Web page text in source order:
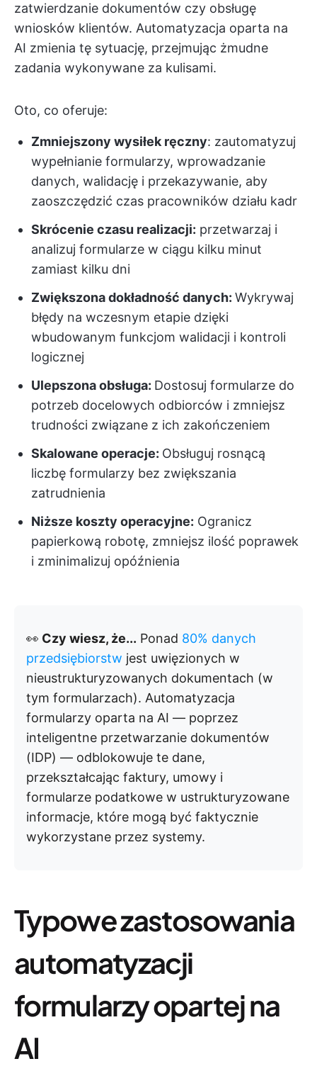
zatwierdzanie dokumentów czy obsługę
wniosków klientów. Automatyzacja oparta na
AI zmienia tę sytuację, przejmując żmudne
zadania wykonywane za kulisami.
Oto, co oferuje:
Zmniejszony wysiłek ręczny: zautomatyzuj
wypełnianie formularzy, wprowadzanie
danych, walidację i przekazywanie, aby
zaoszczędzić czas pracowników działu kadr
Skrócenie czasu realizacji: przetwarzaj i
analizuj formularze w ciągu kilku minut
zamiast kilku dni
Zwiększona dokładność danych: Wykrywaj
błędy na wczesnym etapie dzięki
wbudowanym funkcjom walidacji i kontroli
logicznej
Ulepszona obsługa: Dostosuj formularze do
potrzeb docelowych odbiorców i zmniejsz
trudności związane z ich zakończeniem
Skalowane operacje: Obsługuj rosnącą
liczbę formularzy bez zwiększania
zatrudnienia
Niższe koszty operacyjne: Ogranicz
papierkową robotę, zmniejsz ilość poprawek
i zminimalizuj opóźnienia
👀 Czy wiesz, że... Ponad 80% danych
przedsiębiorstw jest uwięzionych w
nieustrukturyzowanych dokumentach (w
tym formularzach). Automatyzacja
formularzy oparta na AI — poprzez
inteligentne przetwarzanie dokumentów
(IDP) — odblokowuje te dane,
przekształcając faktury, umowy i
formularze podatkowe w ustrukturyzowane
informacje, które mogą być faktycznie
wykorzystane przez systemy.
Typowe zastosowania
automatyzacji
formularzy opartej na
AI